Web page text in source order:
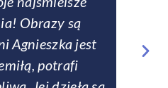
Obrazy są
Agnieszka jest
potrafi